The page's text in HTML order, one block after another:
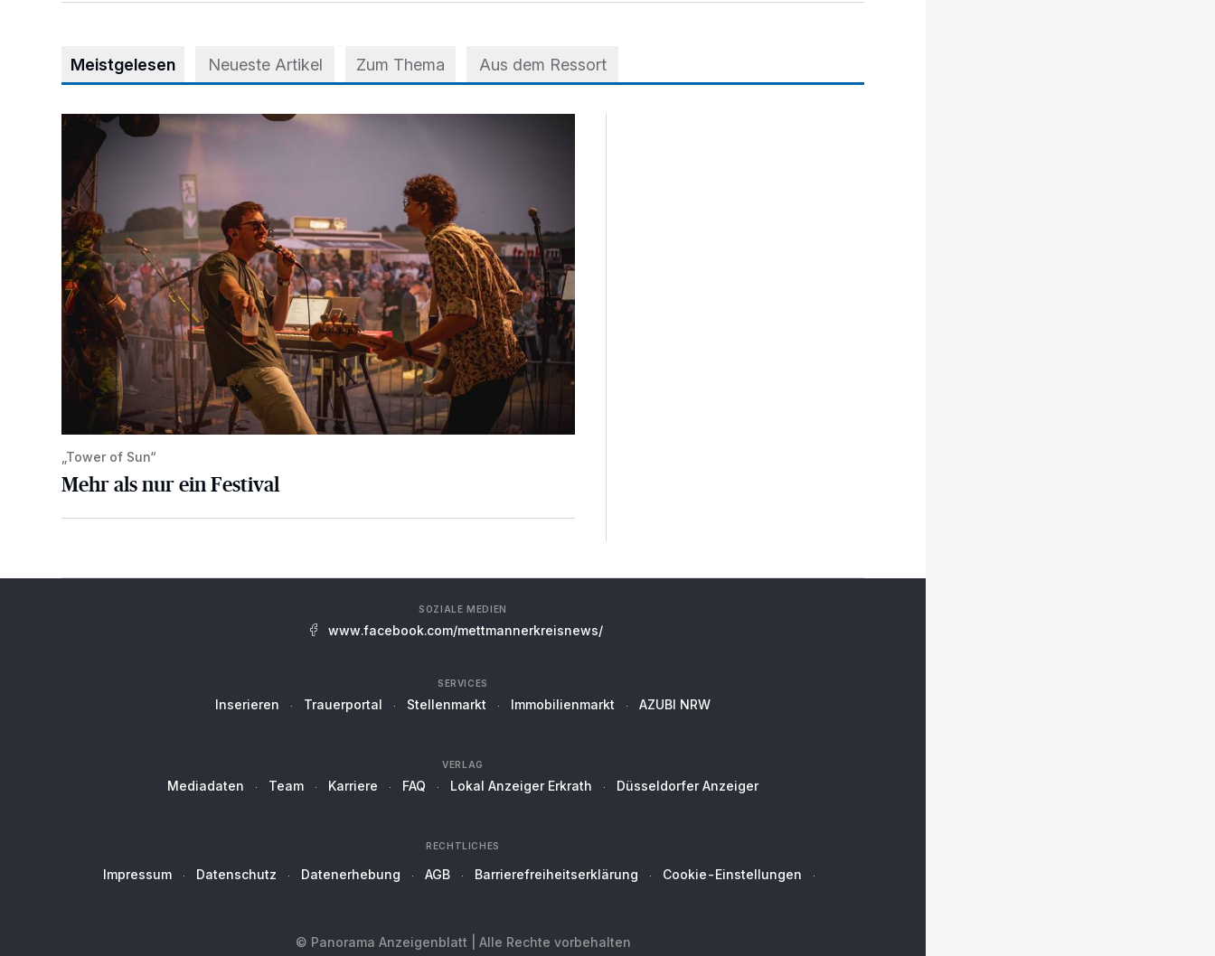
Meistgelesen Neueste Artikel Zum Thema Aus dem Ressort
Mehr als nur ein Festival
„Tower of Sun“
Mehr als nur ein Festival
SOZIALE MEDIEN
www.facebook.com/mettmannerkreisnews/
SERVICES
Inserieren Trauerportal Stellenmarkt Immobilienmarkt AZUBI NRW
VERLAG
Mediadaten Team Karriere FAQ Lokal Anzeiger Erkrath Düsseldorfer Anzeiger
RECHTLICHES
Impressum Datenschutz Datenerhebung AGB Barrierefreiheitserklärung Cookie-Einstellungen
© Panorama Anzeigenblatt | Alle Rechte vorbehalten